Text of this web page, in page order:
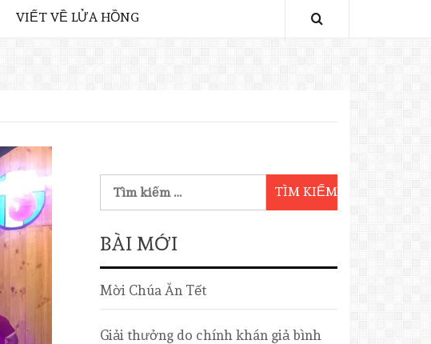
VIẾT VỀ LỬA HỒNG
BÀI MỚI
Mời Chúa Ăn Tết
Giải thưởng do chính khán giả bình